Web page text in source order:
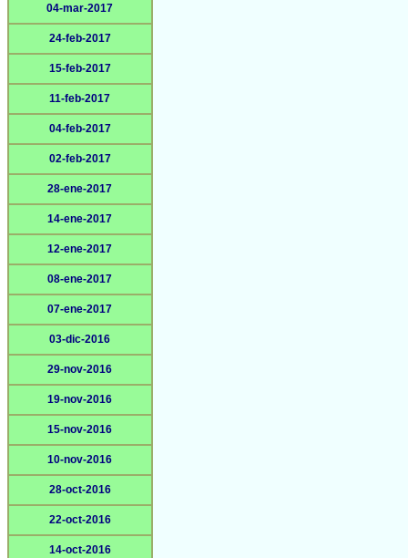
04-mar-2017
24-feb-2017
15-feb-2017
11-feb-2017
04-feb-2017
02-feb-2017
28-ene-2017
14-ene-2017
12-ene-2017
08-ene-2017
07-ene-2017
03-dic-2016
29-nov-2016
19-nov-2016
15-nov-2016
10-nov-2016
28-oct-2016
22-oct-2016
14-oct-2016